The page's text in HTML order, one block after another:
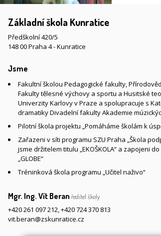
Základní škola Kunratice
Předškolní 420/5
148 00 Praha 4 - Kunratice
Jsme
Fakultní školou Pedagogické fakulty,
Fakulty tělesné výchovy a sportu a Husitské
Univerzity Karlovy v Praze a spolupracuje s
dramatiky Divadelní fakulty Akademie
Pilotní škola projektu „Pomáháme školám k
Zařazeni v síti programu SZU Praha „Škola
jsme držitelem titulu „EKOŠKOLA“ a zapojeni
„GLOBE“
Tréninková škola programu „Učitel naživo“
Mgr. Ing. Vít Beran ředitel školy
+420 261 097 212,+420 724 370 813
vit.beran@zskunratice.cz